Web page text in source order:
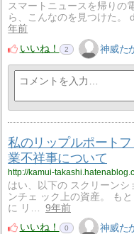
スマートニュースを帰りの
ら、こんなのを見つけた
年前
いいね！
2 神威た
私のリップルポート
業不祥事について
はい、以下の スクリーンシ
ンチェ ック上の資産。 も
に リ…
9年前
いいね！
0 神威た